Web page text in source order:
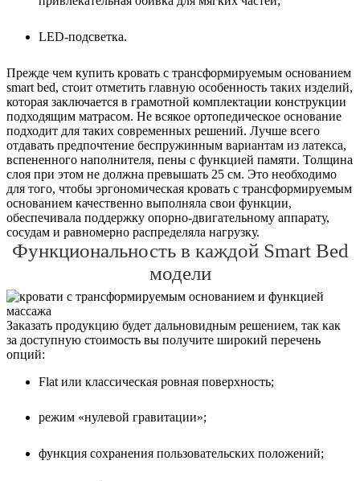
LED-подсветка.
Прежде чем купить кровать с трансформируемым основанием
smart bed, стоит отметить главную особенность таких изделий,
которая заключается в грамотной комплектации конструкции
подходящим матрасом. Не всякое ортопедическое основание
подходит для таких современных решений. Лучше всего
отдавать предпочтение беспружинным вариантам из латекса,
вспененного наполнителя, пены с функцией памяти. Толщина
слоя при этом не должна превышать 25 см. Это необходимо
для того, чтобы эргономическая кровать с трансформируемым
основанием качественно выполняла свои функции,
обеспечивала поддержку опорно-двигательному аппарату,
сосудам и равномерно распределяла нагрузку.
Функциональность в каждой Smart Bed
модели
Заказать продукцию будет дальновидным решением, так как
за доступную стоимость вы получите широкий перечень
опций:
Flat или классическая ровная поверхность;
режим «нулевой гравитации»;
функция сохранения пользовательских положений;